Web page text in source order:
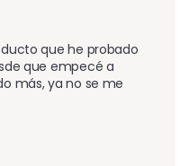
que he probado
que empecé a
más, ya no se me